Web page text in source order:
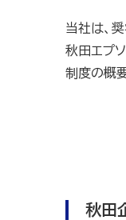
当社は、
秋田エプ
制度の概
秋田